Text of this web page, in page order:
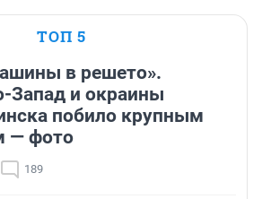
ТОП 5
в решето».
Запад и окраины
побило крупным
— фото
189